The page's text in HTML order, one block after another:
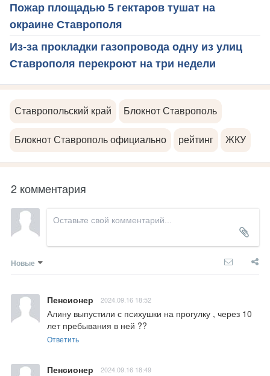
Пожар площадью 5 гектаров тушат на
окраине Ставрополя
Из-за прокладки газопровода одну из улиц
Ставрополя перекроют на три недели
Ставропольский край Блокнот Ставрополь
Блокнот Ставрополь официально рейтинг ЖКУ
2 комментария
Новые
Пенсионер 2024.09.16 18:52
Алину выпустили с психушки на прогулку , через 10
лет пребывания в ней ??
Ответить
Пенсионер 2024.09.16 18:49